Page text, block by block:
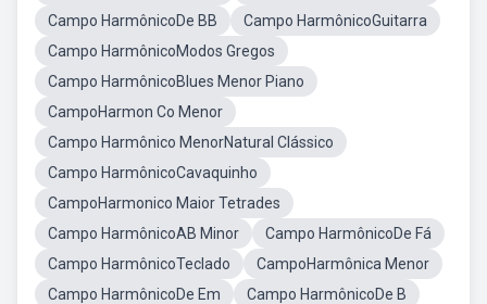
Campo HarmônicoDe BB
Campo HarmônicoGuitarra
Campo HarmônicoModos Gregos
Campo HarmônicoBlues Menor Piano
CampoHarmon Co Menor
Campo Harmônico MenorNatural Clássico
Campo HarmônicoCavaquinho
CampoHarmonico Maior Tetrades
Campo HarmônicoAB Minor
Campo HarmônicoDe Fá
Campo HarmônicoTeclado
CampoHarmônica Menor
Campo HarmônicoDe Em
Campo HarmônicoDe B